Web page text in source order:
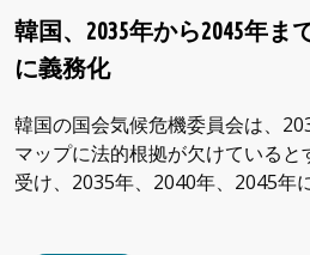
韓国、2035年から2045年
に義務化
韓国の国会気候危機委員会は、
マップに法的根拠が欠けている
受け、2035年、2040年、2045年